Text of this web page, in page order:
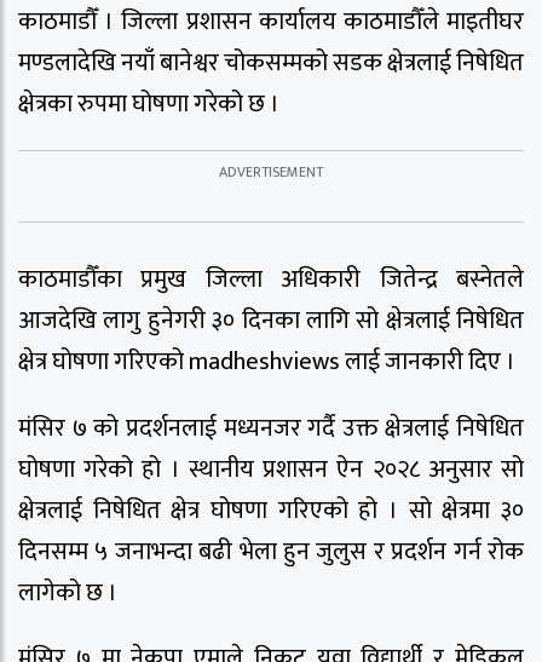
काठमाडौँ । जिल्ला प्रशासन कार्यालय काठमाडौँले माइतीघर
मण्डलादेखि नयाँ बानेश्वर चोकसम्मको सडक क्षेत्रलाई निषेधित
क्षेत्रका रुपमा घोषणा गरेको छ ।
काठमाडौँका प्रमुख जिल्ला अधिकारी जितेन्द्र बस्नेतले
आजदेखि लागु हुनेगरी ३० दिनका लागि सो क्षेत्रलाई निषेधित
क्षेत्र घोषणा गरिएको madheshviews लाई जानकारी दिए ।
मंसिर ७ को प्रदर्शनलाई मध्यनजर गर्दै उक्त क्षेत्रलाई निषेधित
घोषणा गरेको हो । स्थानीय प्रशासन ऐन २०२८ अनुसार सो
क्षेत्रलाई निषेधित क्षेत्र घोषणा गरिएको हो । सो क्षेत्रमा ३०
दिनसम्म ५ जनाभन्दा बढी भेला हुन जुलुस र प्रदर्शन गर्न रोक
लागेको छ ।